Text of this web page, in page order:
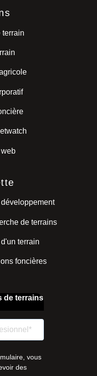
terrain
de terrains
terrain
foncières
de terrains
vous
des